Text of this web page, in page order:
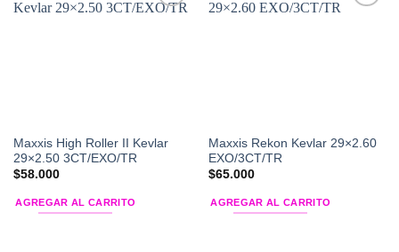
Maxxis High Roller II Kevlar
29×2.50 3CT/EXO/TR
$58.000
AGREGAR AL CARRITO
Maxxis Rekon Kevlar 29×2.60
EXO/3CT/TR
$65.000
AGREGAR AL CARRITO